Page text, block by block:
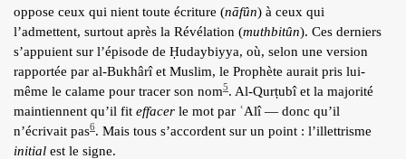
oppose ceux qui nient toute écriture (nāfûn) à ceux qui
l’admettent, surtout après la Révélation (muthbitûn). Ces derniers
s’appuient sur l’épisode de Ḥudaybiyya, où, selon une version
rapportée par al-Bukhârî et Muslim, le Prophète aurait pris lui-
même le calame pour tracer son nom5. Al-Qurṭubî et la majorité
maintiennent qu’il fit effacer le mot par ʿAlî — donc qu’il
n’écrivait pas6. Mais tous s’accordent sur un point : l’illettrisme
initial est le signe.